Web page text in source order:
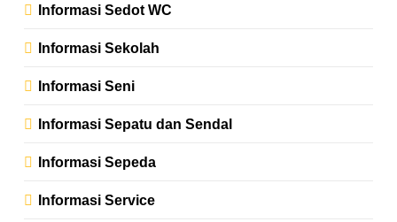
Informasi Sedot WC
Informasi Sekolah
Informasi Seni
Informasi Sepatu dan Sendal
Informasi Sepeda
Informasi Service